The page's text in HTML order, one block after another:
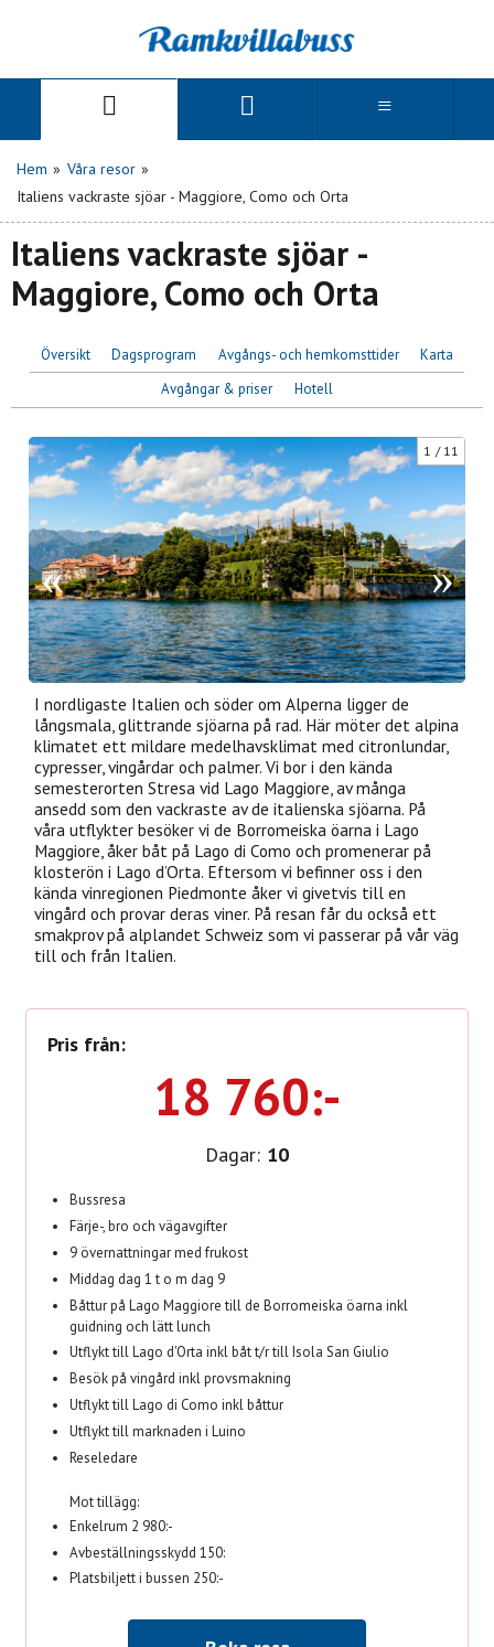
Hem » Våra resor »
Italiens vackraste sjöar - Maggiore, Como och Orta
Italiens vackraste sjöar -
Maggiore, Como och Orta
Översikt Dagsprogram Avgångs- och hemkomsttider
Karta
Avgångar & priser
Hotell
1 11
I nordligaste Italien och söder om Alperna ligger de
långsmala, glittrande sjöarna på rad. Här möter det alpina
klimatet ett mildare medelhavsklimat med citronlundar,
cypresser, vingårdar och palmer. Vi bor i den kända
semesterorten Stresa vid Lago Maggiore, av många
ansedd som den vackraste av de italienska sjöarna. På
våra utflykter besöker vi de Borromeiska öarna i Lago
Maggiore, åker båt på Lago di Como och promenerar på
klosterön i Lago d’Orta. Eftersom vi befinner oss i den
kända vinregionen Piedmonte åker vi givetvis till en
vingård och provar deras viner. På resan får du också ett
smakprov på alplandet Schweiz som vi passerar på vår väg
till och från Italien.
Pris från:
18 760:-
Dagar: 10
Bussresa
Färje-, bro och vägavgifter
9 övernattningar med frukost
Middag dag 1 t o m dag 9
Båttur på Lago Maggiore till de Borromeiska öarna inkl
guidning och lätt lunch
Utflykt till Lago d'Orta inkl båt t/r till Isola San Giulio
Besök på vingård inkl provsmakning
Utflykt till Lago di Como inkl båttur
Utflykt till marknaden i Luino
Reseledare
Mot tillägg:
Enkelrum 2 980:-
Avbeställningsskydd 150:
Platsbiljett i bussen 250:-